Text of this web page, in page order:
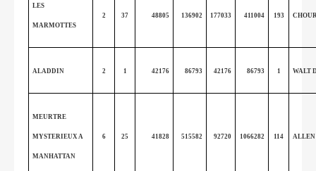
LES
MARMOTTES
2 37 48805 136902 177033 411004 193
ALADDIN 2 1 42176 86793 42176 86793 1 WALT
MEURTRE
MYSTERIEUX A
MANHATTAN
6 25 41828 515582 92720 1066282 114 ALLEN